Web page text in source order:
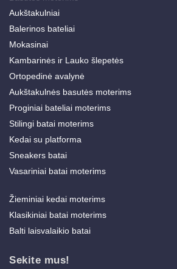
Aukštakulniai
Balerinos bateliai
Mokasinai
Kambarinės ir Lauko šlepetės
Ortopedinė avalynė
Aukštakulnės basutės moterims
Proginiai bateliai moterims
Stilingi batai moterims
Kedai su platforma
Sneakers batai
Vasariniai batai moterims
Žieminiai kedai moterims
Klasikiniai batai moterims
Balti laisvalaikio batai
Sekite mus!